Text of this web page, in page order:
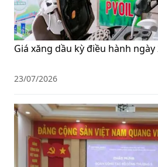
Giá xăng dầu kỳ điều hành
23/07/2026